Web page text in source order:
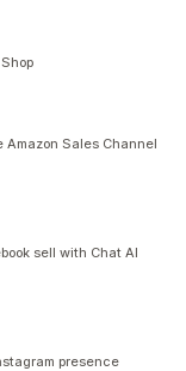
Amazon Sales Channel
sell with Chat AI
presence